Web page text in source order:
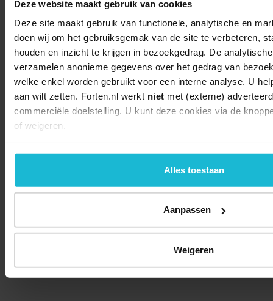
Deze website maakt gebruik van cookies
Deze site maakt gebruik van functionele, analytische en
doen wij om het gebruiksgemak van de site te verbeteren,
houden en inzicht te krijgen in bezoekgedrag. De
verzamelen anonieme gegevens over het gedrag van
welke enkel worden gebruikt voor een interne analyse. U
aan wilt zetten. Forten.nl werkt niet met (externe)
commerciële doelstelling. U kunt deze cookies via de
of weigeren.
Alles toestaan
Aanpassen
Weigeren